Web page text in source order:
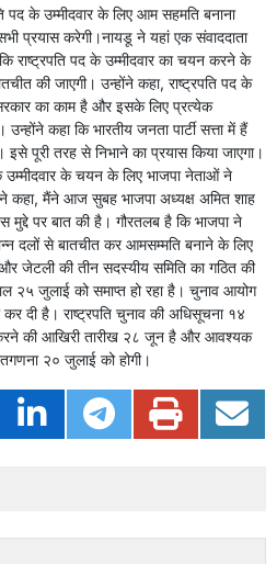
पद के उम्मीदवार के लिए आम सहमति बनाना
प्रयास करेगी।नायडू ने यहां एक संवाददाता
राष्ट्रपति पद के उम्मीदवार का चयन करने के
की जाएगी। उन्होंने कहा, राष्ट्रपति पद के
का काम है और इसके लिए प्रत्येक
कहा कि भारतीय जनता पार्टी सत्ता में हैं
पूरी तरह से निभाने का प्रयास किया जाएगा।
उम्मीदवार के चयन के लिए भाजपा नेताओं ने
कहा, मैंने आज सुबह भाजपा अध्यक्ष अमित शाह
पर बात की है। गौरतलब है कि भाजपा ने
दलों से बातचीत कर आमसम्मति बनाने के लिए
जेटली की तीन सदस्यीय समिति का गठित की
२५ जुलाई को समाप्त हो रहा है। चुनाव आयोग
कर दी है। राष्ट्रपति चुनाव की अधिसूचना १४
करने की आखिरी तारीख २८ जून है और आवश्यक
२० जुलाई को होगी।